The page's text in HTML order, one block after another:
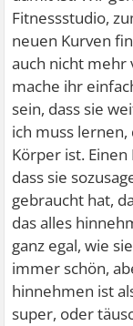
Fitnessstudio,
neuen Kurven
auch nicht mehr
mache ihr
sein, dass sie
ich muss lernen,
Körper ist.
dass sie
gebraucht hat,
das alles
ganz egal, wie
immer schön,
hinnehmen ist
super, oder